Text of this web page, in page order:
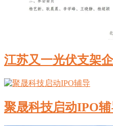
江苏又一光伏支架
聚晟科技启动IPO